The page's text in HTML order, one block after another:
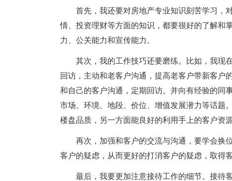
首先，我还要对房地产专业知识刻苦学习，
情、投资理财等方面的知识，都要很好的了解和
力、公关能力和宣传能力。
其次，我的工作技巧还要磨练。比如，我现
回访，主动和老客户沟通，提高老客户带新客户
和自己的客户沟通，定期回访。并向有经验的同
市场、环境、地段、价位、增值发展潜力等话题
楼盘品质，另一方面能良好的利用手上的客户资
再次，加强和客户的交流与沟通，要学会换
客户的疑虑，从而更好的打消客户的疑虑，取得
最后，我要更加注意接待工作的细节。接待